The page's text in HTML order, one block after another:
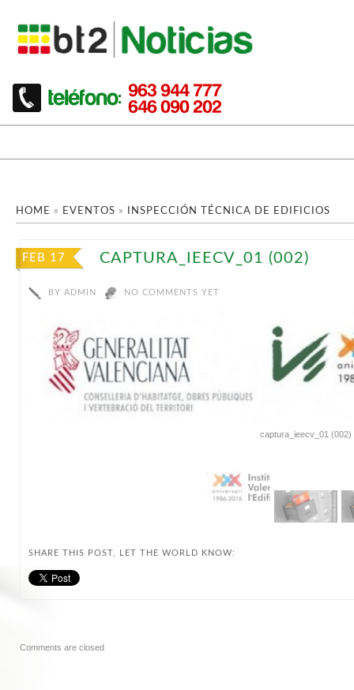
HOME » EVENTOS » INSPECCIÓN TÉCNICA DE EDIFICIOS
FEB 17 CAPTURA_IEECV_01 (002)
BY ADMIN NO COMMENTS YET
captura_ieecv_01 (002)
SHARE THIS POST, LET THE WORLD KNOW:
Comments are closed